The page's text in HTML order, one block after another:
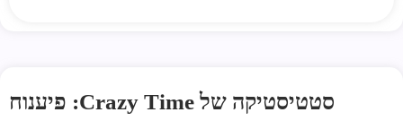
סטטיסטיקה של Crazy Time: פיענוח